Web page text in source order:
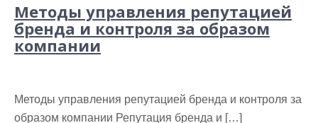
Методы управления репутацией
бренда и контроля за образом
компании
Методы управления репутацией бренда и контроля за
образом компании Репутация бренда и […]